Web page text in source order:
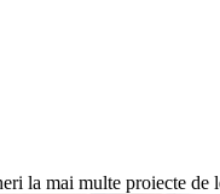
la mai multe proiecte de